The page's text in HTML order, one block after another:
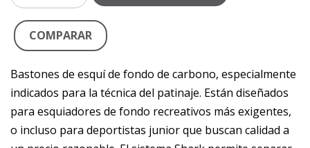
COMPARAR
Bastones de esquí de fondo de carbono, especialmente
indicados para la técnica del patinaje. Están diseñados
para esquiadores de fondo recreativos más exigentes,
o incluso para deportistas junior que buscan calidad a